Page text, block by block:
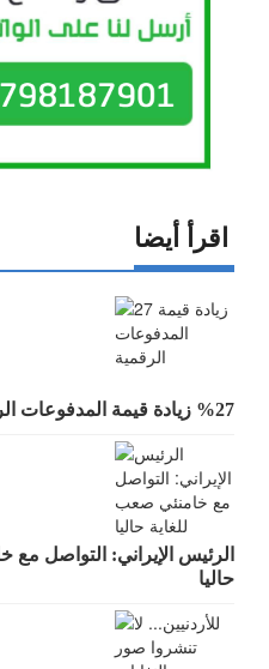
اقرأ أيضا
%27 زيادة قيمة المدفوعات الرقمية
الرئيس الإيراني: التواصل
حاليا